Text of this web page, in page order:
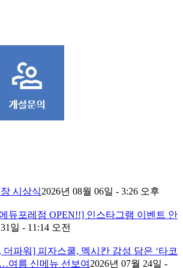
시상식2026년 08월 06일 - 3:26 오후
듀포레점 OPEN!!] 인스타그램 이벤트 안
일 - 11:14 오전
파워] 피자스쿨, 멕시칸 감성 담은 ‘타코
여름 신메뉴 선보여 2026년 07월 24일 -